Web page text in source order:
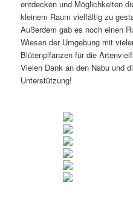
entdecken und Möglichkeiten
kleinem Raum vielfältig zu
Außerdem gab es noch einen
Wiesen der Umgebung mit
Blütenplfanzen für die
Vielen Dank an den Nabu und
Unterstützung!